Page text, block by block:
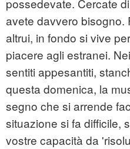
possedevate. Cercate
avete davvero bisogno.
altrui, in fondo si vive
piacere agli estranei.
sentiti appesantiti,
questa domenica, la
segno che si arrende
situazione si fa difficile,
vostre capacità da